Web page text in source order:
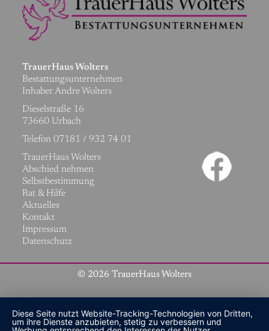
TrauerHaus Wolters
Bestattungsunternehmen
Inhaber Andre Wolters
Dieselstraße 16
73660 Urbach
Telefon 07181 / 932 74 01
Navigation
überspringen
TrauerHaus Wolters
Abschied nehmen
Selbstbestimmung
Rat & Hilfe
Aktuelles
Kontakt
Impressum
Datenschutz
© 2026 TrauerHaus Wolters
Diese Seite nutzt Website-Tracking-Technologien von Dritten,
um ihre Dienste anzubieten, stetig zu verbessern und